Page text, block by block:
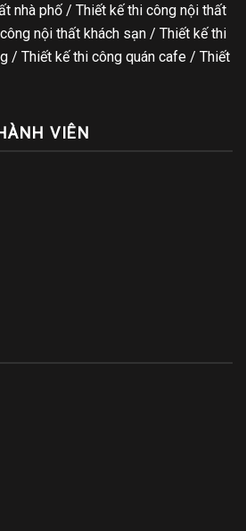
nhà phố / Thiết kế thi công nội thất
nội thất khách sạn / Thiết kế thi
/ Thiết kế thi công quán cafe / Thiết
VIÊN